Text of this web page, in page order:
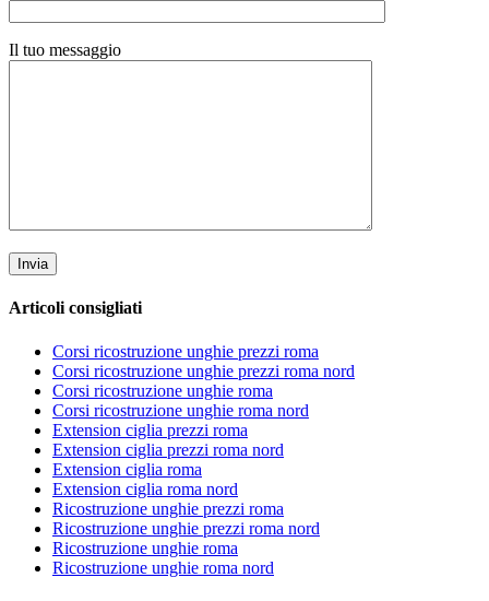
Il tuo messaggio
Articoli consigliati
Corsi ricostruzione unghie prezzi roma
Corsi ricostruzione unghie prezzi roma nord
Corsi ricostruzione unghie roma
Corsi ricostruzione unghie roma nord
Extension ciglia prezzi roma
Extension ciglia prezzi roma nord
Extension ciglia roma
Extension ciglia roma nord
Ricostruzione unghie prezzi roma
Ricostruzione unghie prezzi roma nord
Ricostruzione unghie roma
Ricostruzione unghie roma nord